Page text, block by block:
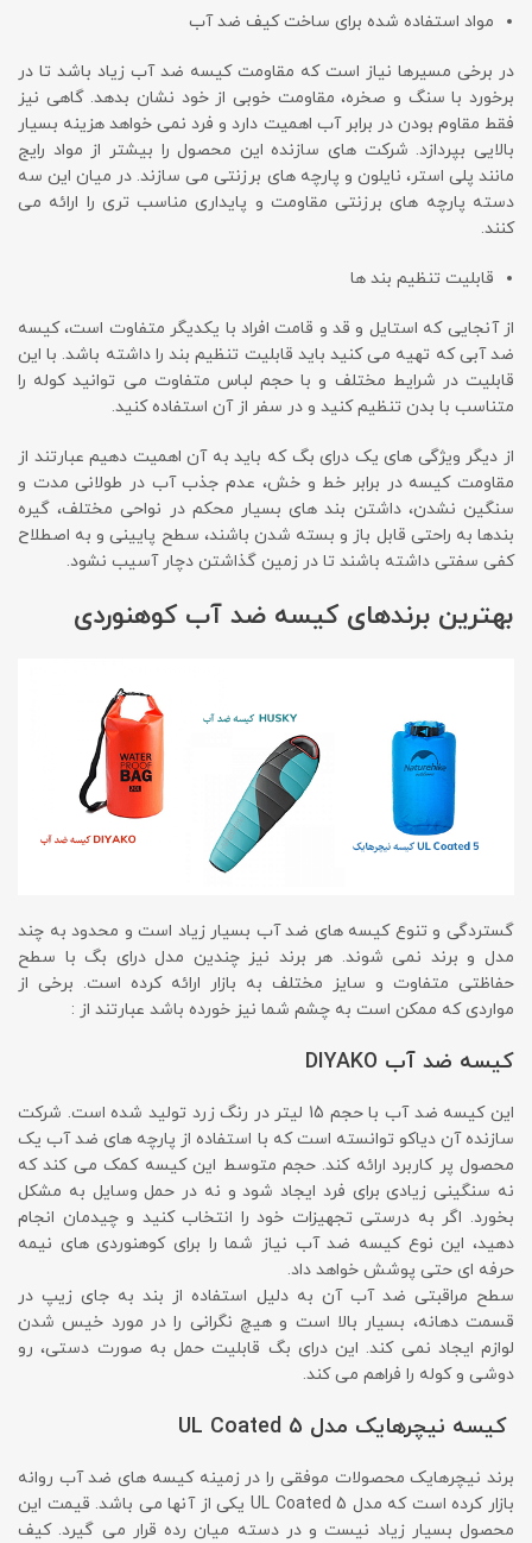
مواد استفاده شده برای ساخت کیف ضد آب
در برخی مسیرها نیاز است که مقاومت کیسه ضد آب زیاد باشد تا در
برخورد با سنگ و صخره، مقاومت خوبی از خود نشان بدهد. گاهی نیز
فقط مقاوم بودن در برابر آب اهمیت دارد و فرد نمی خواهد هزینه بسیار
بالایی بپردازد. شرکت های سازنده این محصول را بیشتر از مواد رایج
مانند پلی استر، نایلون و پارچه های برزنتی می سازند. در میان این سه
دسته پارچه های برزنتی مقاومت و پایداری مناسب تری را ارائه می
کنند.
قابلیت تنظیم بند ها
از آنجایی که استایل و قد و قامت افراد با یکدیگر متفاوت است، کیسه
ضد آبی که تهیه می کنید باید قابلیت تنظیم بند را داشته باشد. با این
قابلیت در شرایط مختلف و با حجم لباس متفاوت می توانید کوله را
متناسب با بدن تنظیم کنید و در سفر از آن استفاده کنید.
از دیگر ویژگی های یک درای بگ که باید به آن اهمیت دهیم عبارتند از
مقاومت کیسه در برابر خط و خش، عدم جذب آب در طولانی مدت و
سنگین نشدن، داشتن بند های بسیار محکم در نواحی مختلف، گیره
بندها به راحتی قابل باز و بسته شدن باشند، سطح پایینی و به اصطلاح
کفی سفتی داشته باشند تا در زمین گذاشتن دچار آسیب نشود.
بهترین برندهای کیسه ضد آب کوهنوردی
گستردگی و تنوع کیسه های ضد آب بسیار زیاد است و محدود به چند
مدل و برند نمی شوند. هر برند نیز چندین مدل درای بگ با سطح
حفاظتی متفاوت و سایز مختلف به بازار ارائه کرده است. برخی از
مواردی که ممکن است به چشم شما نیز خورده باشد عبارتند از :
کیسه ضد آب DIYAKO
این کیسه ضد آب با حجم 15 لیتر در رنگ زرد تولید شده است. شرکت
سازنده آن دیاکو توانسته است که با استفاده از پارچه های ضد آب یک
محصول پر کاربرد ارائه کند. حجم متوسط این کیسه کمک می کند که
نه سنگینی زیادی برای فرد ایجاد شود و نه در حمل وسایل به مشکل
بخورد. اگر به درستی تجهیزات خود را انتخاب کنید و چیدمان انجام
دهید، این نوع کیسه ضد آب نیاز شما را برای کوهنوردی های نیمه
حرفه ای حتی پوشش خواهد داد.
سطح مراقبتی ضد آب آن به دلیل استفاده از بند به جای زیپ در
قسمت دهانه، بسیار بالا است و هیچ نگرانی را در مورد خیس شدن
لوازم ایجاد نمی کند. این درای بگ قابلیت حمل به صورت دستی، رو
دوشی و کوله را فراهم می کند.
کیسه نیچرهایک مدل UL Coated 5
برند نیچرهایک محصولات موفقی را در زمینه کیسه های ضد آب روانه
بازار کرده است که مدل UL Coated 5 یکی از آنها می باشد. قیمت این
محصول بسیار زیاد نیست و در دسته میان رده قرار می گیرد. کیف